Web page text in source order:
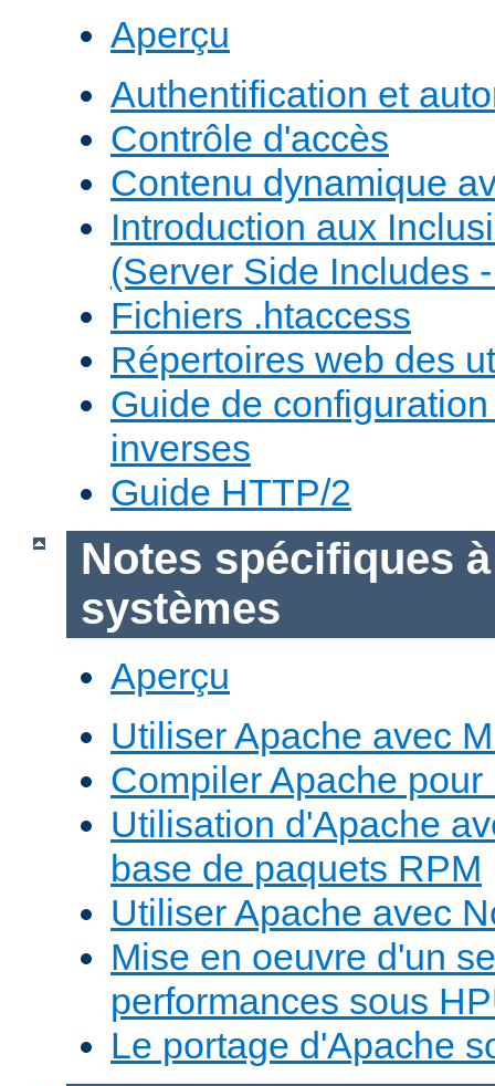
Aperçu
Authentification et
Contrôle d'accès
Contenu dynamique
Introduction aux
(Server Side Includes
Fichiers .htaccess
Répertoires web des
Guide de
inverses
Guide HTTP/2
Notes spécifiques
systèmes
Aperçu
Utiliser Apache avec
Compiler Apache
Utilisation d'Apache
base de paquets RPM
Utiliser Apache avec
Mise en oeuvre d'un
performances sous
Le portage d'Apache